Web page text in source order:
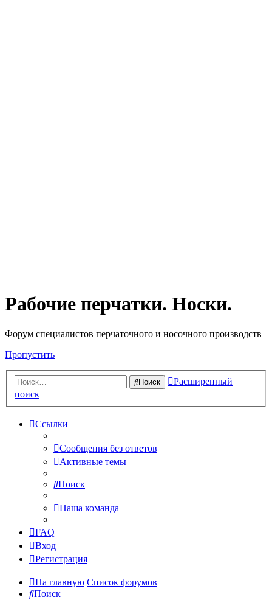
Рабочие перчатки. Носки.
Форум специалистов перчаточного и носочного производств
Пропустить
Поиск
Расширенный
поиск
Ссылки
Сообщения без ответов
Активные темы
Поиск
Наша команда
FAQ
Вход
Регистрация
На главную Список форумов
Поиск